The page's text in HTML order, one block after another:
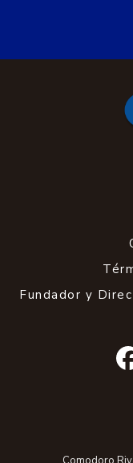
Tras dos meses
35 años cuando
vehículo. Se